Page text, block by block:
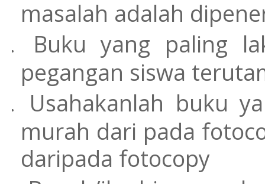
masalah adalah
Buku yang paling
pegangan siswa
Usahakanlah buku
murah dari pada
daripada fotocopy